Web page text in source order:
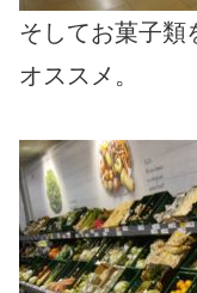
そしてお菓子類
オススメ。